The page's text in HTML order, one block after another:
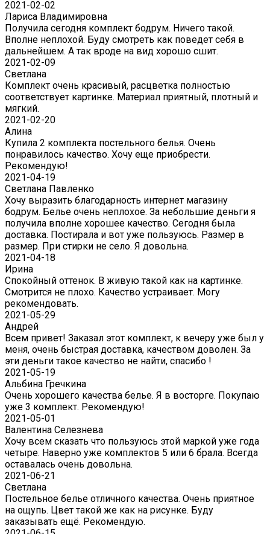
2021-02-02
Лариса Владимировна
Получила сегодня комплект бодрум. Ничего такой.
Вполне неплохой. Буду смотреть как поведет себя в
дальнейшем. А так вроде на вид хорошо сшит.
2021-02-09
Светлана
Комплект очень красивый, расцветка полностью
соответствует картинке. Материал приятный, плотный и
мягкий.
2021-02-20
Алина
Купила 2 комплекта постельного белья. Очень
понравилось качество. Хочу еще приобрести.
Рекомендую!
2021-04-19
Светлана Павленко
Хочу выразить благодарность интернет магазину
бодрум. Белье очень неплохое. За небольшие деньги я
получила вполне хорошее качество. Сегодня была
доставка. Постирала и вот уже пользуюсь. Размер в
размер. При стирки не село. Я довольна.
2021-04-18
Ирина
Спокойный оттенок. В живую такой как на картинке.
Смотрится не плохо. Качество устраивает. Могу
рекомендовать.
2021-05-29
Андрей
Всем привет! Заказал этот комплект, к вечеру уже был у
меня, очень быстрая доставка, качеством доволен. За
эти деньги такое качество не найти, спасибо !
2021-05-19
Альбина Гречкина
Очень хорошего качества белье. Я в восторге. Покупаю
уже 3 комплект. Рекомендую!
2021-05-01
Валентина Селезнева
Хочу всем сказать что пользуюсь этой маркой уже года
четыре. Наверно уже комплектов 5 или 6 брала. Всегда
оставалась очень довольна.
2021-06-21
Светлана
Постельное белье отличного качества. Очень приятное
на ощупь. Цвет такой же как на рисунке. Буду
заказывать ещё. Рекомендую.